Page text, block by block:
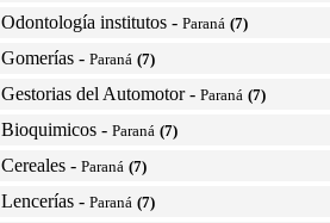
Odontología institutos - Paraná (7)
Gomerías - Paraná (7)
Gestorias del Automotor- Paraná (7)
Bioquimicos - Paraná (7)
Cereales - Paraná (7)
Lencerías - Paraná (7)